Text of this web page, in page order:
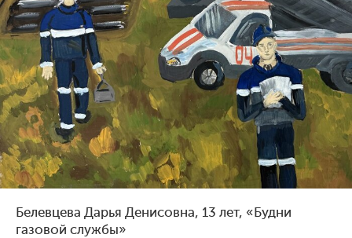
Белевцева Дарья Денисовна, 13 лет, «Будни
газовой службы»
Голосование жюри
Голосования зрителей
134
1 120
0